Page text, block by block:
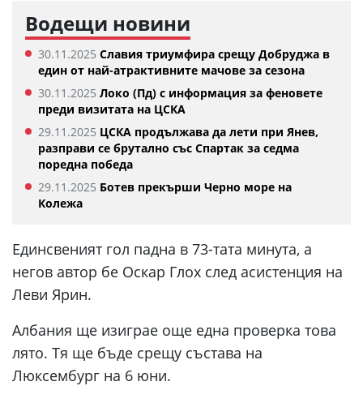
Водещи новини
30.11.2025 Славия триумфира срещу Добруджа в
един от най-атрактивните мачове за сезона
30.11.2025 Локо (Пд) с информация за феновете
преди визитата на ЦСКА
29.11.2025 ЦСКА продължава да лети при Янев,
разправи се брутално със Спартак за седма
поредна победа
29.11.2025 Ботев прекърши Черно море на
Колежа
Единсвеният гол падна в 73-тата минута, а
негов автор бе Оскар Глох след асистенция на
Леви Ярин.
Албания ще изиграе още една проверка това
лято. Тя ще бъде срещу състава на
Люксембург на 6 юни.